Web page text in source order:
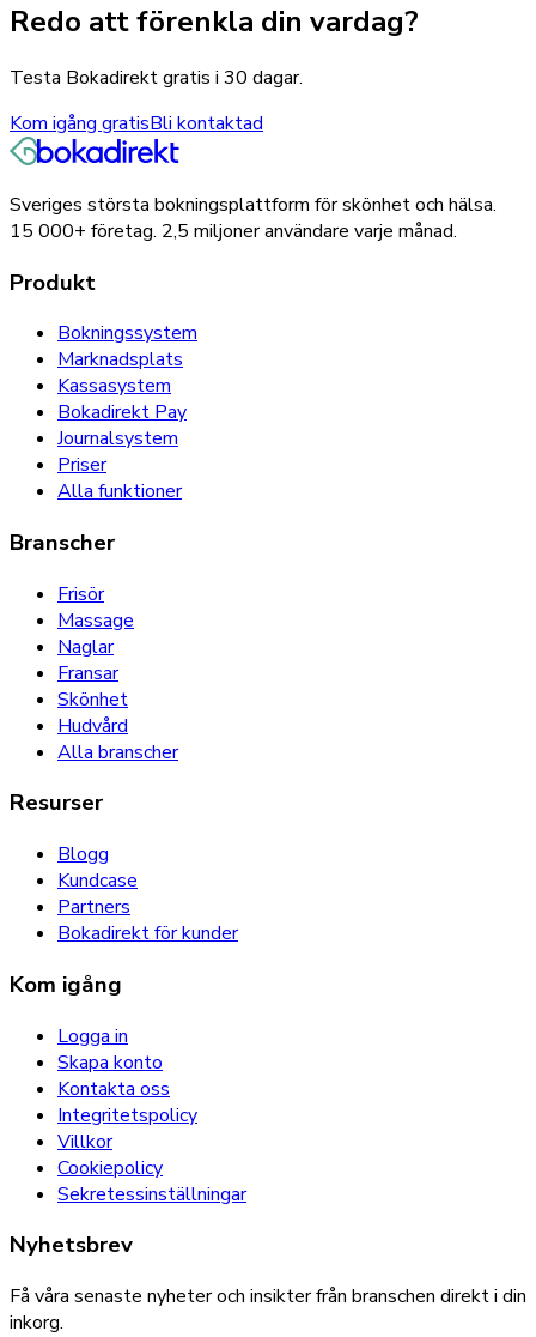
Redo att förenkla din vardag?
Testa Bokadirekt gratis i 30 dagar.
Kom igång gratisBli kontaktad
Sveriges största bokningsplattform för skönhet och hälsa.
15 000+ företag. 2,5 miljoneranvändare varje månad.
Produkt
Bokningssystem
Marknadsplats
Kassasystem
Bokadirekt Pay
Journalsystem
Priser
Alla funktioner
Branscher
Frisör
Massage
Naglar
Fransar
Skönhet
Hudvård
Alla branscher
Resurser
Blogg
Kundcase
Partners
Bokadirekt för kunder
Kom igång
Logga in
Skapa konto
Kontakta oss
Integritetspolicy
Villkor
Cookiepolicy
Sekretessinställningar
Nyhetsbrev
Få våra senaste nyheter och insikter från branschen direkt i din
inkorg.